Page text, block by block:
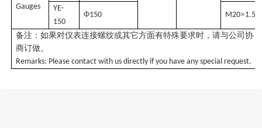
Gauges
YE-
150
Φ150 M20×1.5
备注：如果对仪表连接螺纹或其它方面有特殊要求时，请与公司协
商订做。
Remarks: Please contact with us directly if you have any special request.